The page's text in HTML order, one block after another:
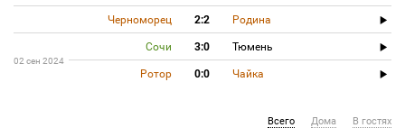
Черноморец 2:2 Родина
Сочи 3:0 Тюмень
02 сен 2024
Ротор 0:0 Чайка
Всего Дома В гостях